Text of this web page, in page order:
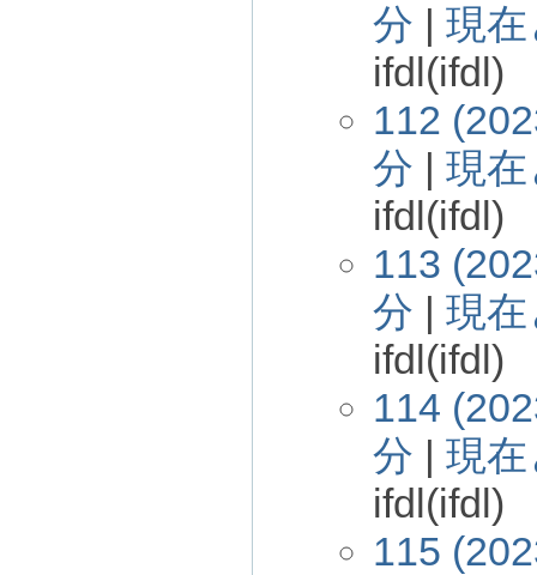
分 | 現
ifdl(ifdl)
112
分 | 現
ifdl(ifdl)
113
分 | 現
ifdl(ifdl)
114
分 | 現
ifdl(ifdl)
115